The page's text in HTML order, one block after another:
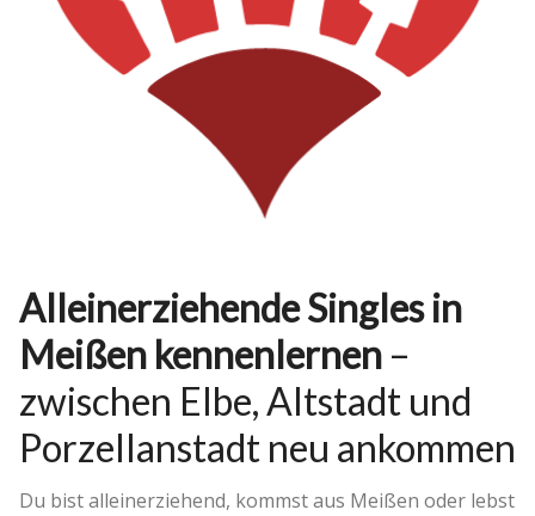
Alleinerziehende Singles in
Meißen kennenlernen –
zwischen Elbe, Altstadt und
Porzellanstadt neu ankommen
Du bist alleinerziehend, kommst aus Meißen oder lebst